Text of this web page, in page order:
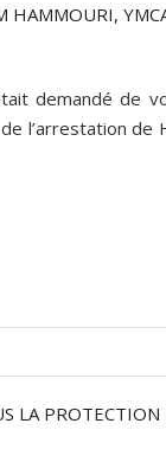
HAMMOURI,
demandé de
l’arrestation de
LA PROTECTION